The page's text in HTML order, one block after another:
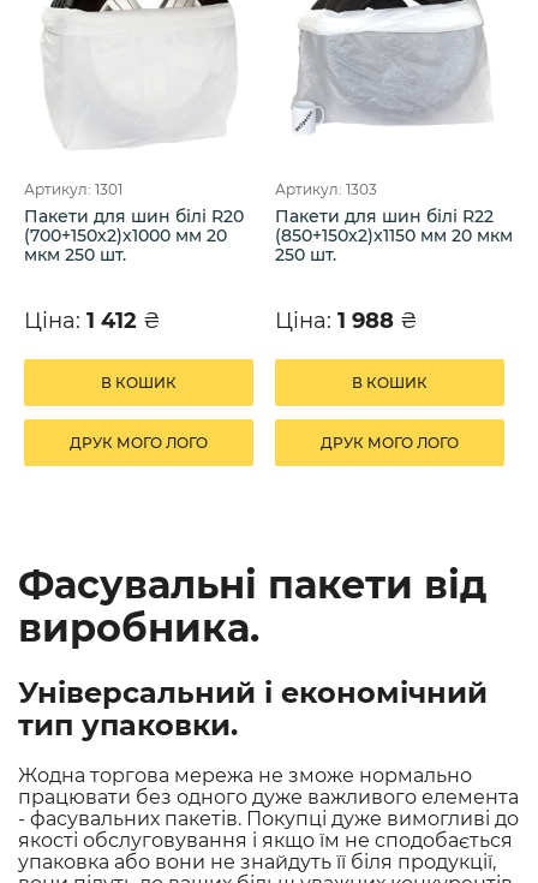
Артикул: 1301
Пакети для шин білі R20
(700+150х2)х1000 мм 20
мкм 250 шт.
Ціна: 1 412 ₴
В КОШИК
ДРУК МОГО ЛОГО
Артикул: 1303
Пакети для шин білі R22
(850+150х2)х1150 мм 20 мкм
250 шт.
Ціна: 1 988 ₴
В КОШИК
ДРУК МОГО ЛОГО
Фасувальні пакети від
виробника.
Універсальний і економічний
тип упаковки.
Жодна торгова мережа не зможе нормально
працювати без одного дуже важливого елемента
- фасувальних пакетів. Покупці дуже вимогливі до
якості обслуговування і якщо їм не сподобається
упаковка або вони не знайдуть її біля продукції,